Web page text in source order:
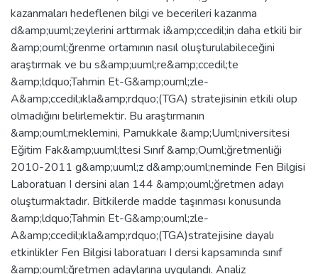
kazanmaları hedeflenen bilgi ve becerileri kazanma
d&amp;uuml;zeylerini arttırmak i&amp;ccedil;in daha etkili bir
&amp;ouml;ğrenme ortamının nasıl oluşturulabileceğini
araştırmak ve bu s&amp;uuml;re&amp;ccedil;te
&amp;ldquo;Tahmin Et-G&amp;ouml;zle-
A&amp;ccedil;ıkla&amp;rdquo;(TGA) stratejisinin etkili olup
olmadığını belirlemektir. Bu araştırmanın
&amp;ouml;rneklemini, Pamukkale &amp;Uuml;niversitesi
Eğitim Fak&amp;uuml;ltesi Sınıf &amp;Ouml;ğretmenliği
2010-2011 g&amp;uuml;z d&amp;ouml;neminde Fen Bilgisi
Laboratuarı I dersini alan 144 &amp;ouml;ğretmen adayı
oluşturmaktadır. Bitkilerde madde taşınması konusunda
&amp;ldquo;Tahmin Et-G&amp;ouml;zle-
A&amp;ccedil;ıkla&amp;rdquo;(TGA)stratejisine dayalı
etkinlikler Fen Bilgisi laboratuarı I dersi kapsamında sınıf
&amp;ouml;ğretmen adaylarına uygulandı. Analiz